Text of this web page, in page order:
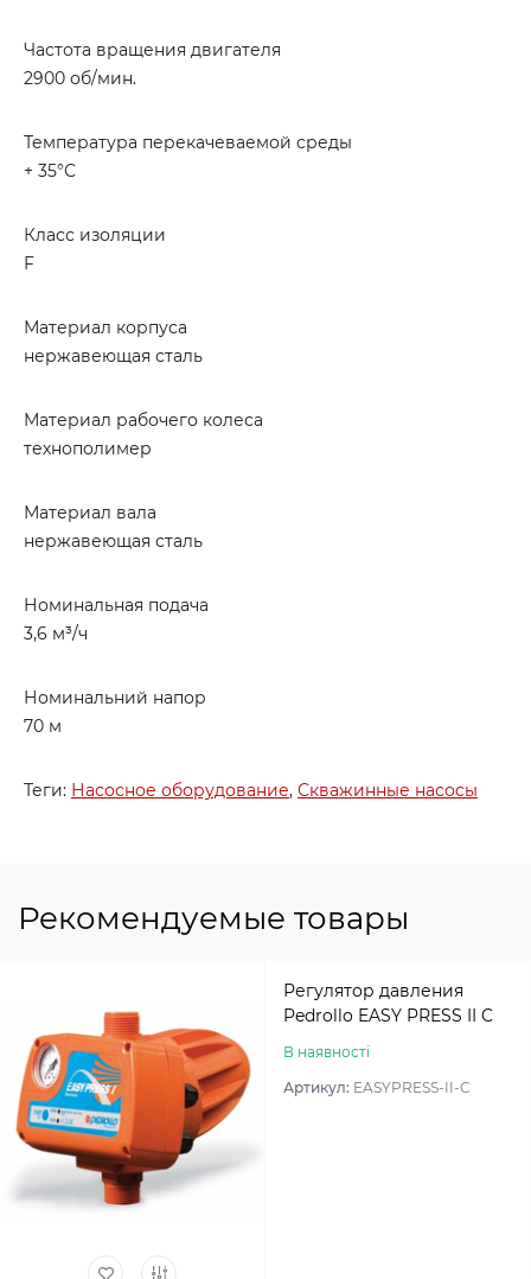
Частота вращения двигателя
2900 об/мин.
Температура перекачеваемой среды
+ 35°С
Класс изоляции
F
Материал корпуса
нержавеющая сталь
Материал рабочего колеса
технополимер
Материал вала
нержавеющая сталь
Номинальная подача
3,6 м³/ч
Номинальний напор
70 м
Теги: Насосное оборудование, Скважинные насосы
Рекомендуемые товары
Регулятор давления
Pedrollo EASY PRESS II C
В наявності
Артикул: EASYPRESS-II-C